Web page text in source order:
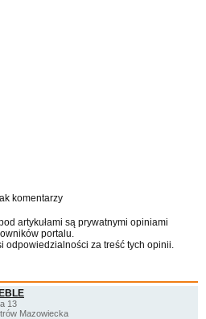
komentarzy
artykułami są prywatnymi opiniami
portalu.
odpowiedzialności za treść tych opinii.
13
Mazowiecka